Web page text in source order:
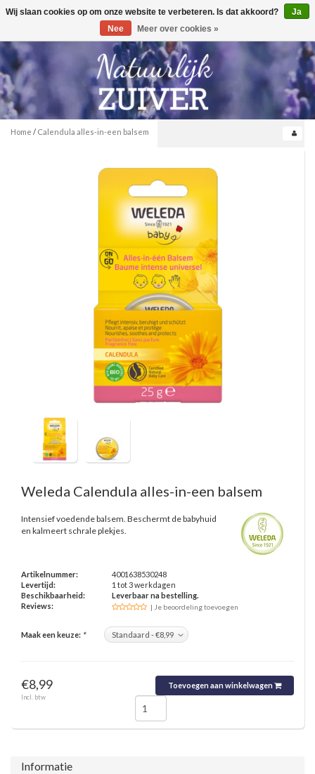
Toggle
0
Home / Calendula alles-in-een balsem
Weleda Calendula alles-in-een balsem
Intensief voedende balsem. Beschermt de babyhuid
en kalmeert schrale plekjes.
Artikelnummer:
4001638530248
Levertijd:
1 tot 3 werkdagen
Beschikbaarheid:
Leverbaar na bestelling.
Reviews:
| Je beoordeling toevoegen
Maak een keuze: *
€8,99
Incl. btw
Toevoegen aan winkelwagen
Informatie
Wij slaan cookies op om onze website te verbeteren. Is dat akkoord?
Ja
Nee
Meer over cookies »